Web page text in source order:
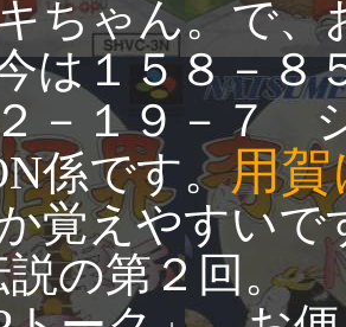
ちゃん。で、
は１５８－８
－１９－７
係です。用賀
覚えやすいで
説の第２回。